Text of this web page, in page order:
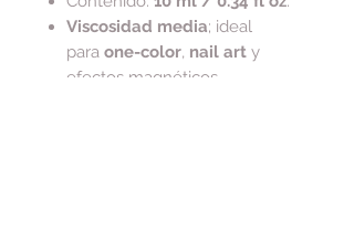
Viscosidad media; ideal
para one-color, nail art y
efectos magnéticos.